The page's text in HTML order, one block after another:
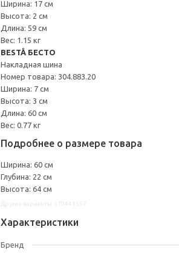
Ширина: 17 см
Высота: 2 см
Длина: 59 см
Вес: 1.15 кг
BESTÅ БЕСТО
Накладная шина
Номер товара: 304.883.20
Ширина: 7 см
Высота: 3 см
Длина: 60 см
Вес: 0.77 кг
Подробнее о размере товара
Ширина: 60 см
Глубина: 22 см
Высота: 64 см
Характеристики
Бренд